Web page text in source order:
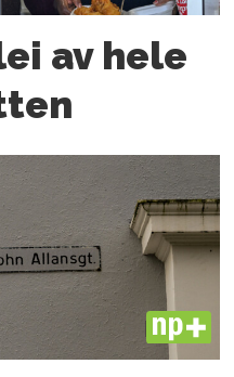
av hele
PLUS